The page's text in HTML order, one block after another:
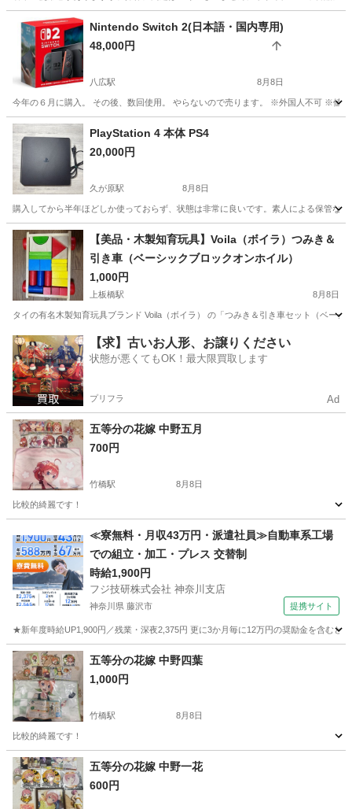
東京 大田区 テレビゲーム Proコントローラー
Nintendo Switch 2(日本語・国内専用)
48,000円
八広駅 8月8日
今年の６月に購入。 その後、数回使用。 やらないので売ります。 ※外国人不可 ※値下
東京 墨田区 テレビゲーム
PlayStation 4 本体 PS4
20,000円
久が原駅 8月8日
購入してから半年ほどしか使っておらず、状態は非常に良いです。素人による保管な
東京 大田区 久が原駅 テレビゲーム
【美品・木製知育玩具】Voila（ボイラ）つみき＆
引き車（ベーシックブロックオンホイル）
1,000円
上板橋駅 8月8日
タイの有名木製知育玩具ブランド Voila（ボイラ） の「つみき＆引き車セット（ベー
東京 板橋区 上板橋駅 おもちゃ ボイラ
【求】古いお人形、お譲りください
状態が悪くてもOK！最大限買取します
プリフラ Ad
五等分の花嫁 中野五月
700円
竹橋駅 8月8日
比較的綺麗です！
竹橋駅 おもちゃ
≪寮無料・月収43万円・派遣社員≫自動車系工場
での組立・加工・プレス 交替制
時給1,900円
フジ技研株式会社 神奈川支店
神奈川県 藤沢市 提携サイト
★新年度時給UP1,900円／残業・深夜2,375円 更に3か月毎に12万円の奨励金を含む
神奈川 藤沢市 その他
五等分の花嫁 中野四葉
1,000円
竹橋駅 8月8日
比較的綺麗です！
東京 千代田区 竹橋駅 おもちゃ
五等分の花嫁 中野一花
600円